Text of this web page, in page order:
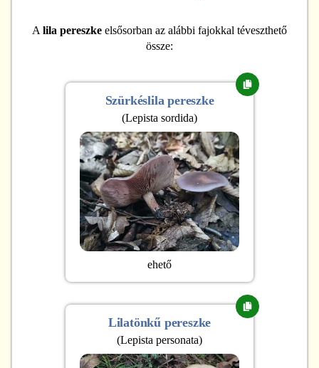
A lila pereszke elsősorban az alábbi fajokkal téveszthető
össze:
Szürkéslila pereszke
(Lepista sordida)
ehető
Lilatönkű pereszke
(Lepista personata)